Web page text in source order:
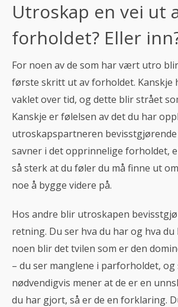
Utroskap en vei ut
forholdet? Eller
For noen av de som har vært utro
første skritt ut av forholdet. Kanskje
vaklet over tid, og dette blir strået
Kanskje er følelsen av det du har
utroskapspartneren bevisstgjørende
savner i det opprinnelige forholdet,
så sterk at du føler du må finne ut
noe å bygge videre på.
Hos andre blir utroskapen
retning. Du ser hva du har og hva du
noen blir det tvilen som er den
– du ser manglene i parforholdet, og
nødvendigvis mener at de er en
du har gjort, så er de en forklaring.